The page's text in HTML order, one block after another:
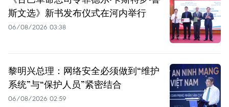
斯文选》新书发布仪式在河内举行
06/08/2026 03:38
黎明兴总理：网络安全必须做到“维护
系统”与“保护人员”紧密结合
06/08/2026 02:59